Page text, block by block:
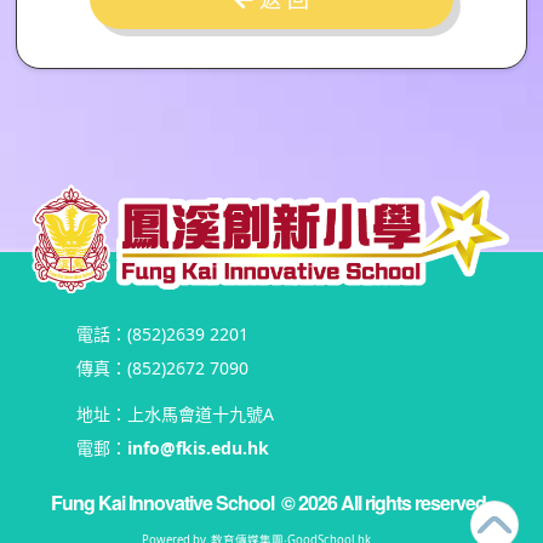
地址：上水馬會道十九號A
電郵： info@fkis.edu.hk
電話：(852)2639 2201
傳真：(852)2672 7090
Fung Kai Innovative School© 2026 All rights reserved